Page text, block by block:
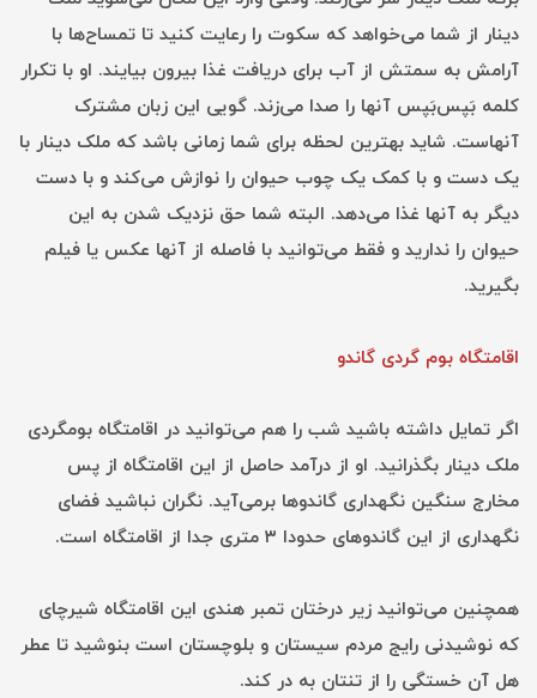
دینار از شما می‌خواهد که سکوت را رعایت کنید تا تمساح‌ها با
آرامش به‌ سمتش از آب برای دریافت غذا بیرون بیایند. او با تکرار
کلمه بَپس‌بَپس آنها را صدا می‌زند. گویی این زبان مشترک
آنهاست. شاید بهترین لحظه برای شما زمانی باشد که ملک دینار با
یک دست و با کمک یک چوب حیوان را نوازش می‌کند و با دست
دیگر به آنها غذا می‌دهد. البته شما حق نزدیک شدن به این
حیوان را ندارید و فقط می‌توانید با فاصله از آنها عکس یا فیلم
بگیرید.
اقامتگاه بوم گردی گاندو
اگر تمایل داشته باشید شب را هم می‌توانید در اقامتگاه بومگردی
ملک دینار بگذرانید. او از درآمد حاصل از این اقامتگاه از پس
مخارج سنگین نگهداری گاندوها برمی‌آید. نگران نباشید فضای
نگهداری از این گاندوهای حدودا ۳ متری جدا از اقامتگاه است.
همچنین می‌توانید زیر درختان تمبر هندی این اقامتگاه شیرچای
که نوشیدنی رایج مردم سیستان و بلوچستان است بنوشید تا عطر
هل آن خستگی را از تنتان به در ‌کند.